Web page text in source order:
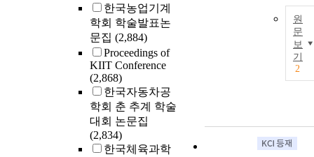
한국농업기계
학회 학술발표논
문집 (2,884)
Proceedings of
KIIT Conference
(2,868)
한국자동차공
학회 춘 추계 학술
대회 논문집
(2,834)
한국체육과학
원
문
보
기
2